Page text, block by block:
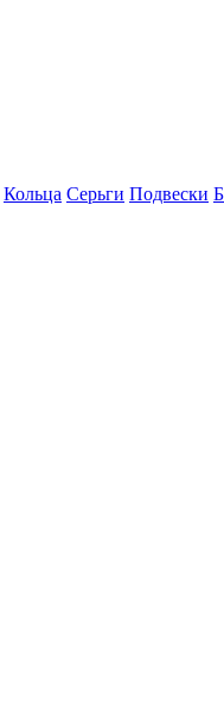
Кольца Серьги Подвески